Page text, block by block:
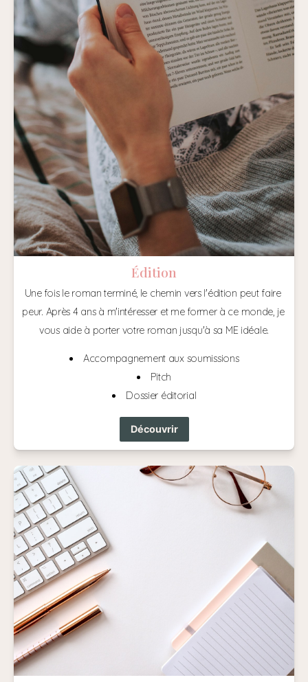
Édition
Une fois le roman terminé, le chemin vers l'édition peut faire
peur. Après 4 ans à m'intéresser et me former à ce monde, je
vous aide à porter votre roman jusqu'à sa ME idéale.
Accompagnement aux soumissions
Pitch
Dossier éditorial
Découvrir